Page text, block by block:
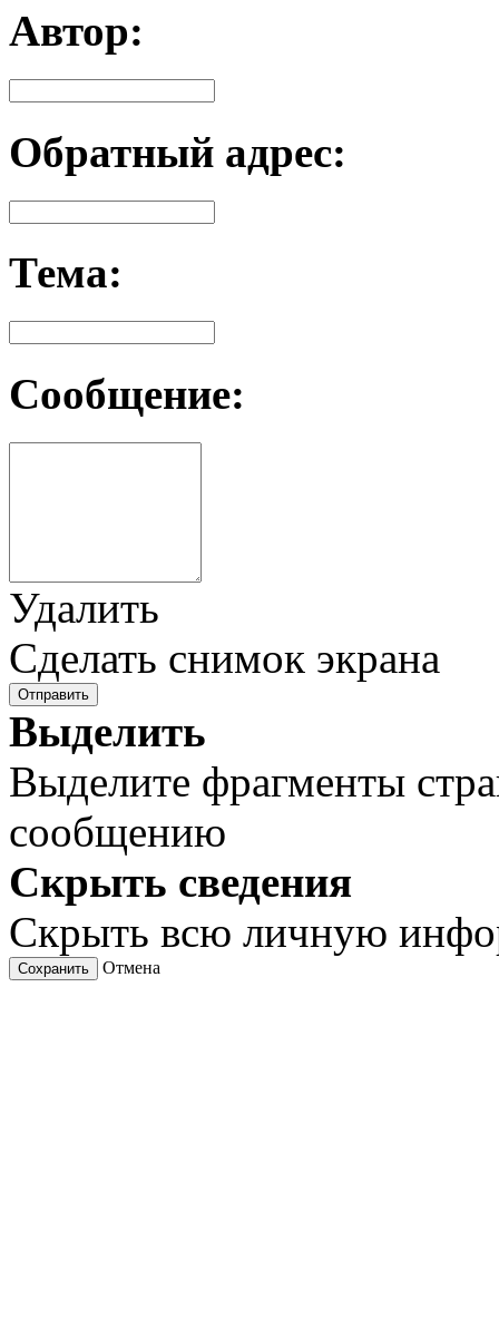
Автор:
Обратный адрес:
Тема:
Сообщение:
Удалить
Сделать снимок экрана
Отправить
Выделить
Выделите фрагменты
сообщению
Скрыть сведения
Скрыть всю личную
Сохранить Отмена